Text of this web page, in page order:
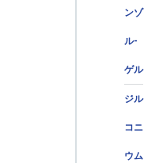
ンゾ
ル-
ゲル
ジル
コニ
ウム